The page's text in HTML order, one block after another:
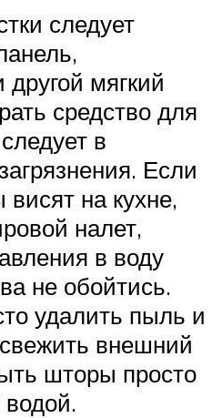
следует
мягкий
средство для
в
Если
на кухне,
налет,
в воду
не обойтись.
удалить пыль и
внешний
шторы просто